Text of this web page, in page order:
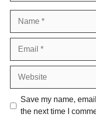
Save my name,
the next time I